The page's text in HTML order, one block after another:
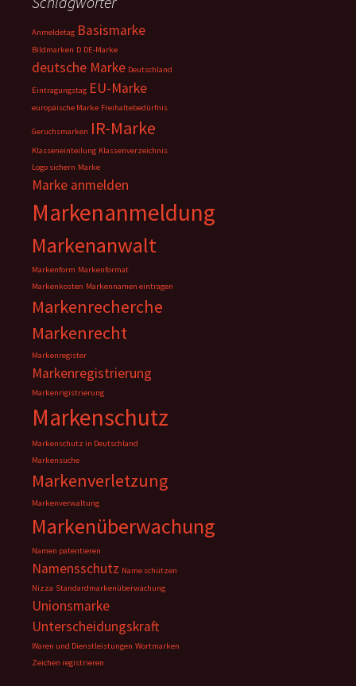
Anmeldetag Basismarke
Bildmarken D DE-Marke
deutsche Marke Deutschland
Eintragungstag EU-Marke
europäische Marke Freihaltebedürfnis
Geruchsmarken IR-Marke
Klasseneinteilung Klassenverzeichnis
Logo sichern Marke
Marke anmelden
Markenanmeldung
Markenanwalt
Markenform Markenformat
Markenkosten Markennamen eintragen
Markenrecherche
Markenrecht
Markenregister
Markenregistrierung
Markenrigistrierung
Markenschutz
Markenschutz in Deutschland
Markensuche
Markenverletzung
Markenverwaltung
Markenüberwachung
Namen patentieren
Namensschutz Name schützen
Nizza Standardmarkenüberwachung
Unionsmarke
Unterscheidungskraft
Waren und Dienstleistungen Wortmarken
Zeichen registrieren